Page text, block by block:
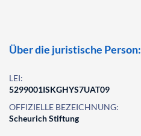
Über die juristische Person:
LEI:
5299001ISKGHYS7UAT09
OFFIZIELLE BEZEICHNUNG:
Scheurich Stiftung